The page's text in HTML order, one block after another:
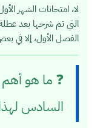
لا، امتحانات الشهر
التي تم شرحها بعد
الفصل الأول، إلا في
❓ ما هو
السادس